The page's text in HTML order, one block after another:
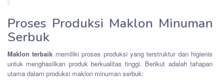
Proses Produksi Maklon Minuman
Serbuk
Maklon terbaik memiliki proses produksi yang terstruktur dan higienis
untuk menghasilkan produk berkualitas tinggi. Berikut adalah tahapan
utama dalam produksi maklon minuman serbuk: